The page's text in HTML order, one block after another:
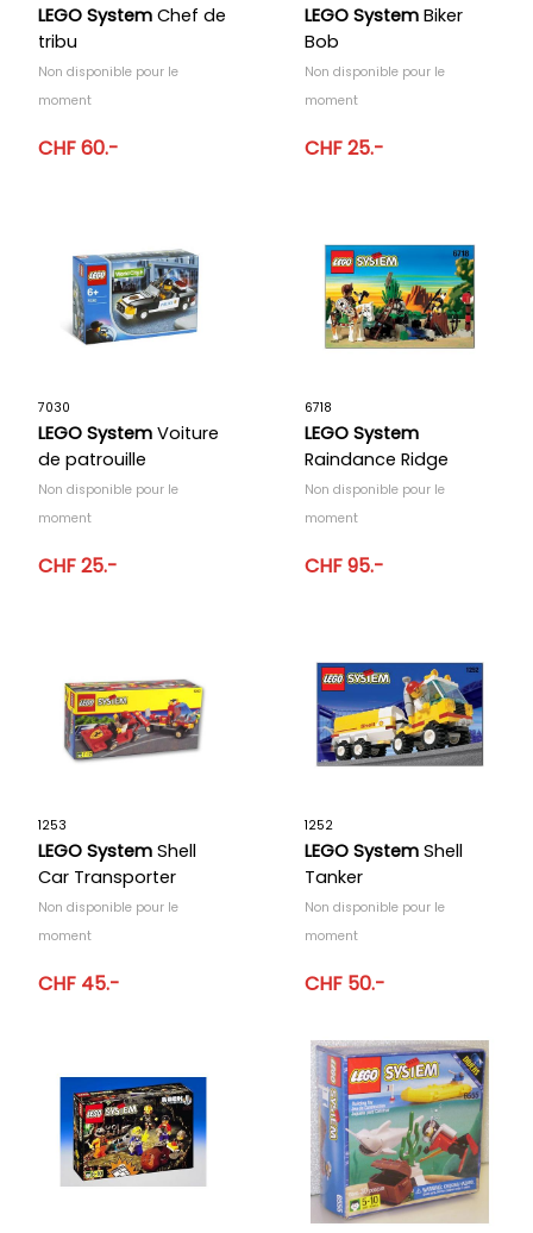
LEGO System Chef de
tribu
Non disponible pour le
moment
CHF 60.-
LEGO System Biker
Bob
Non disponible pour le
moment
CHF 25.-
7030
LEGO System Voiture
de patrouille
Non disponible pour le
moment
CHF 25.-
6718
LEGO System
Raindance Ridge
Non disponible pour le
moment
CHF 95.-
1253
LEGO System Shell
Car Transporter
Non disponible pour le
moment
CHF 45.-
1252
LEGO System Shell
Tanker
Non disponible pour le
moment
CHF 50.-